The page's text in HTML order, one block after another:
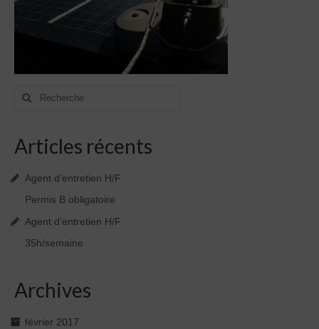
Rechercher
Articles récents
Agent d’entretien H/F
Permis B obligatoire
Agent d’entretien H/F
35h/semaine
Archives
février 2017